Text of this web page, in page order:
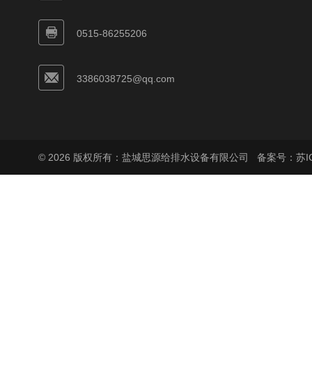
0515-86255206
3386038725@qq.com
© 2026 版权所有：盐城思源给排水设备有限公司 备案号：苏